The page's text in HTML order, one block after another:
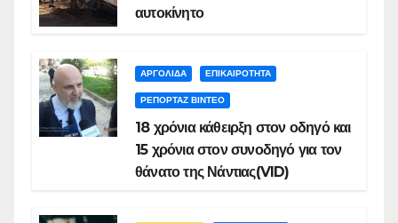
αυτοκίνητο
ΑΡΓΟΛΙΔΑ ΕΠΙΚΑΙΡΟΤΗΤΑ
ΡΕΠΟΡΤΑΖ ΒΙΝΤΕΟ
18 χρόνια κάθειρξη στον οδηγό και
15 χρόνια στον συνοδηγό για τον
θάνατο της Νάντιας(VID)